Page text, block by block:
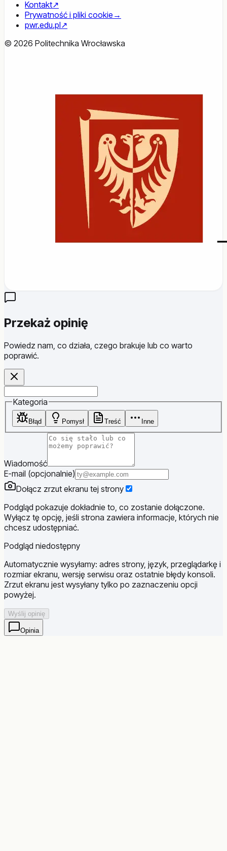
Kontakt↗
Prywatność i pliki cookie →
pwr.edu.pl↗
© 2026 Politechnika Wrocławska
Przekaż opinię
Powiedz nam, co działa, czego brakuje lub co warto
poprawić.
Kategoria
Błąd Pomysł Treść Inne
Wiadomość
E-mail (opcjonalnie)
Dołącz zrzut ekranu tej strony
Podgląd pokazuje dokładnie to, co zostanie dołączone.
Wyłącz tę opcję, jeśli strona zawiera informacje, których nie
chcesz udostępniać.
Podgląd niedostępny
Automatycznie wysyłamy: adres strony, język, przeglądarkę i
rozmiar ekranu, wersję serwisu oraz ostatnie błędy konsoli.
Zrzut ekranu jest wysyłany tylko po zaznaczeniu opcji
powyżej.
Wyślij opinię
Opinia